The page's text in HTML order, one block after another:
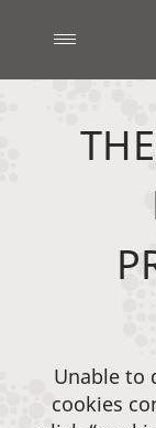
Unable to
cookies